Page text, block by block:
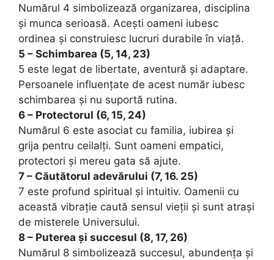
Numărul 4 simbolizează organizarea, disciplina
și munca serioasă. Acești oameni iubesc
ordinea și construiesc lucruri durabile în viață.
5 – Schimbarea (5, 14, 23)
5 este legat de libertate, aventură și adaptare.
Persoanele influențate de acest număr iubesc
schimbarea și nu suportă rutina.
6 – Protectorul (6, 15, 24)
Numărul 6 este asociat cu familia, iubirea și
grija pentru ceilalți. Sunt oameni empatici,
protectori și mereu gata să ajute.
7 – Căutătorul adevărului (7, 16. 25)
7 este profund spiritual și intuitiv. Oamenii cu
această vibrație caută sensul vieții și sunt atrași
de misterele Universului.
8 – Puterea și succesul (8, 17, 26)
Numărul 8 simbolizează succesul, abundența și